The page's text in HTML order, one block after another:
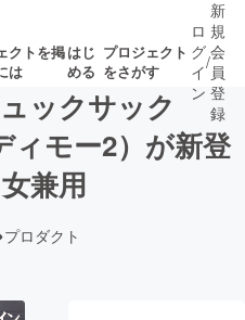
クトを掲
は
はじ
める
プロジェクト
をさがす
ロ募集終了が近いプ
ロ
グ
イ
ン
/
新
規
会
員
登
録
ックサック
モー2）が新登
兼用
プロダクト